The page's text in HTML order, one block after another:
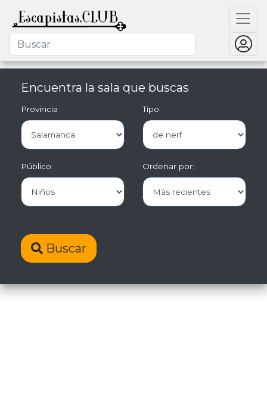
Encuentra la sala que buscas
Provincia Tipo
Público: Ordenar por:
Buscar